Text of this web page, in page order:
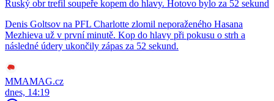
Ruský obr trefil soupeře kopem do hlavy. Hotovo bylo za 52 sekund
Denis Goltsov na PFL Charlotte zlomil neporaženého Hasana
Mezhieva už v první minutě. Kop do hlavy při pokusu o strh a
následné údery ukončily zápas za 52 sekund.
MMAMAG.cz
dnes, 14:19